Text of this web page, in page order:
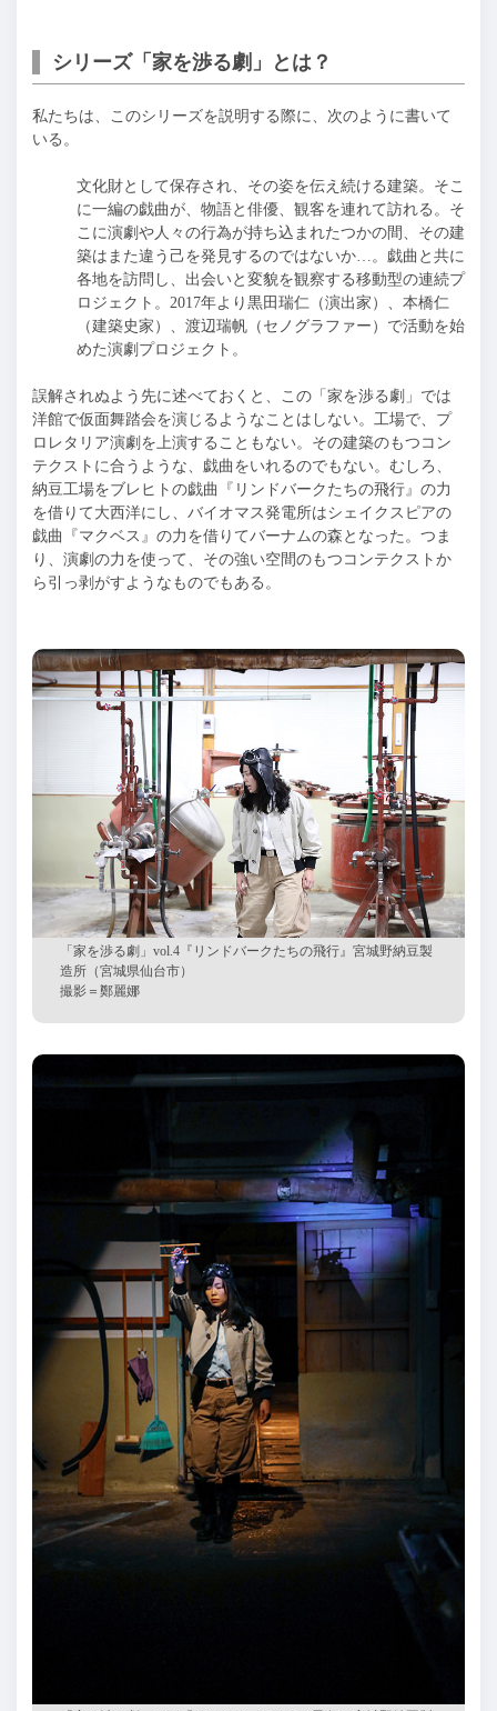
シリーズ「家を渉る劇」とは？
私たちは、このシリーズを説明する際に、次のように書いて
いる。
文化財として保存され、その姿を伝え続ける建築。そこ
に一編の戯曲が、物語と俳優、観客を連れて訪れる。そ
こに演劇や人々の行為が持ち込まれたつかの間、その建
築はまた違う己を発見するのではないか…。戯曲と共に
各地を訪問し、出会いと変貌を観察する移動型の連続プ
ロジェクト。2017年より黒田瑞仁（演出家）、本橋仁
（建築史家）、渡辺瑞帆（セノグラファー）で活動を始
めた演劇プロジェクト。
誤解されぬよう先に述べておくと、この「家を渉る劇」では
洋館で仮面舞踏会を演じるようなことはしない。工場で、プ
ロレタリア演劇を上演することもない。その建築のもつコン
テクストに合うような、戯曲をいれるのでもない。むしろ、
納豆工場をブレヒトの戯曲『リンドバークたちの飛行』の力
を借りて大西洋にし、バイオマス発電所はシェイクスピアの
戯曲『マクベス』の力を借りてバーナムの森となった。つま
り、演劇の力を使って、その強い空間のもつコンテクストか
ら引っ剥がすようなものでもある。
「家を渉る劇」 vol.4『リンドバークたちの飛行』宮城野納豆製
造所（宮城県仙台市）
撮影＝鄭麗娜